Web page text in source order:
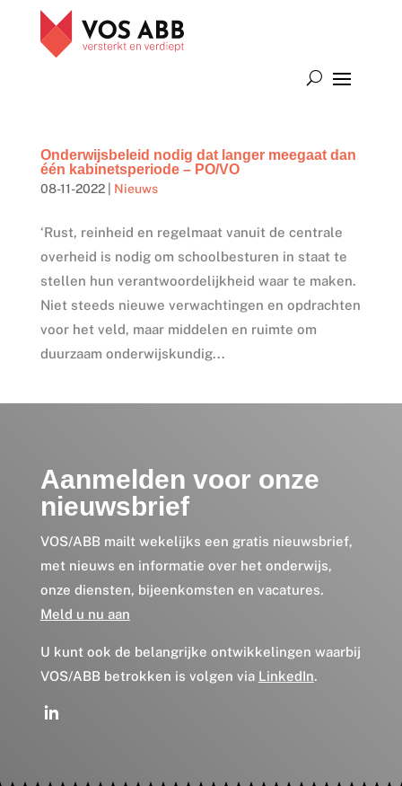
Onderwijsbeleid nodig dat langer meegaat dan
één kabinetsperiode – PO/VO
08-11-2022| Nieuws
‘Rust, reinheid en regelmaat vanuit de centrale
overheid is nodig om schoolbesturen in staat te
stellen hun verantwoordelijkheid waar te maken.
Niet steeds nieuwe verwachtingen en opdrachten
voor het veld, maar middelen en ruimte om
duurzaam onderwijskundig...
Aanmelden voor onze
nieuwsbrief
VOS/ABB mailt wekelijks een gratis nieuwsbrief,
met nieuws en informatie over het onderwijs,
onze diensten, bijeenkomsten en vacatures.
Meld u nu aan
U kunt ook de belangrijke ontwikkelingen waarbij
VOS/ABB betrokken is volgen via LinkedIn.